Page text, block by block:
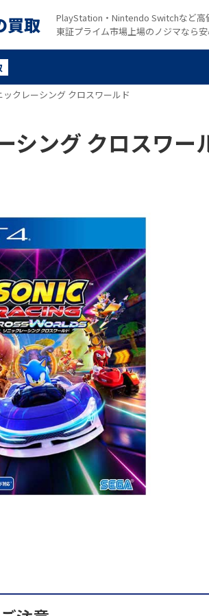
PlayStation・Nintendo Switchなど高
東証プライム市場上場のノジマなら
ックレーシング クロスワールド
シング クロスワー